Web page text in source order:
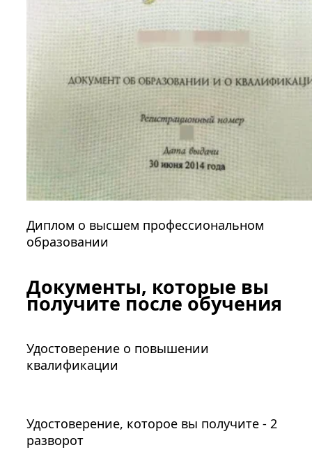
Диплом о высшем профессиональном
образовании
Документы, которые вы
получите после обучения
Удостоверение о повышении
квалификации
Удостоверение, которое вы получите - 2
разворот